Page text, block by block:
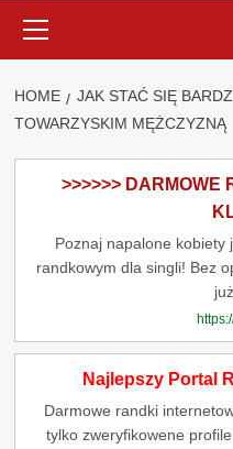
Menu
HOME
JAK STAĆ SIĘ
TOWARZYSKIM MĘŻCZYZNĄ
>>>>>> DARMOWE
Poznaj napalone kobiety
randkowym dla singli! Bez
Najlepszy Portal
Darmowe randki
tylko zweryfikowene